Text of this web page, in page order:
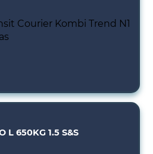
L 650KG 1.5 S&S